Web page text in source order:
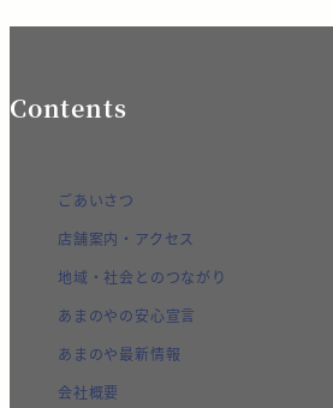
Contents
ごあいさつ
店舗案内・アクセス
地域・社会とのつながり
あまのやの安心宣言
あまのや最新情報
会社概要